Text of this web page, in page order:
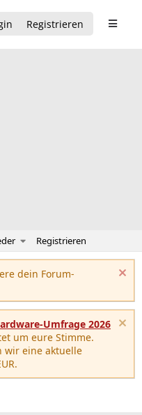
Registrieren
Registrieren
dein Forum-
Umfrage 2026
um eure Stimme.
wir eine aktuelle